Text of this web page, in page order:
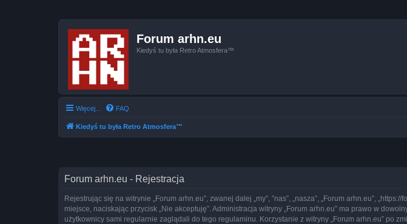
Forum arhn.eu
Kiedyś tu była Retro Atmosfera™
Więcej… FAQ
Kiedyś tu była Retro Atmosfera™
Forum arhn.eu - Rejestracja
Rejestrując się na witrynie „Forum arhn.eu”, zwanej dalej „my”, ”nas”, „nasza”, „Forum arhn.eu”,
miejsce, naciskając przycisk „Nie akceptuję”. Administracja witryny „Forum arhn.eu” ma prawo w
użytkownicy sami regularnie zaglądali do tego regulaminu. Korzystanie z witryny „Forum arhn.eu” po